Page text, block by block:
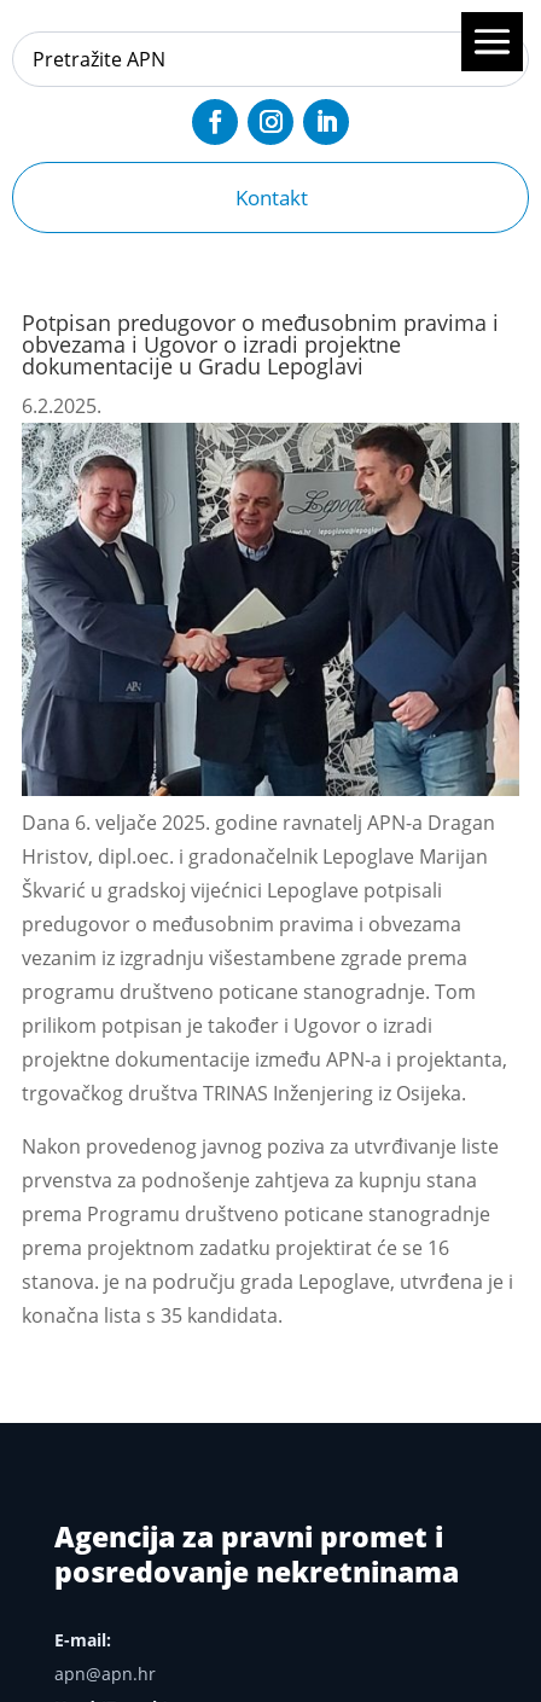
Kontakt
Potpisan predugovor o međusobnim pravima i
obvezama i Ugovor o izradi projektne
dokumentacije u Gradu Lepoglavi
6.2.2025.
Dana 6. veljače 2025. godine ravnatelj APN-a Dragan
Hristov, dipl.oec. i gradonačelnik Lepoglave Marijan
Škvarić u gradskoj vijećnici Lepoglave potpisali
predugovor o međusobnim pravima i obvezama
vezanim iz izgradnju višestambene zgrade prema
programu društveno poticane stanogradnje. Tom
prilikom potpisan je također i Ugovor o izradi
projektne dokumentacije između APN-a i projektanta,
trgovačkog društva TRINAS Inženjering iz Osijeka.
Nakon provedenog javnog poziva za utvrđivanje liste
prvenstva za podnošenje zahtjeva za kupnju stana
prema Programu društveno poticane stanogradnje
prema projektnom zadatku projektirat će se 16
stanova. je na području grada Lepoglave, utvrđena je i
konačna lista s 35 kandidata.
Agencija za pravni promet i
posredovanje nekretninama
E-mail:
apn@apn.hr